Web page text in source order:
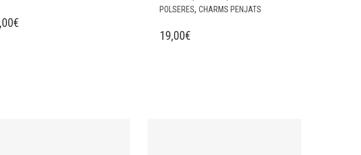
€
POLSERES, CHARMS PENJATS
19,00€